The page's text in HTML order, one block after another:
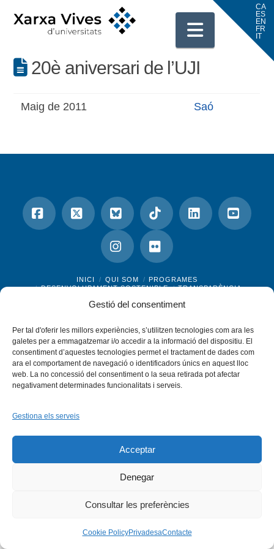
Gestió del consentiment
Per tal d'oferir les millors experiències, s’utilitzen tecnologies com ara les
galetes per a emmagatzemar i/o accedir a la informació del dispositiu. El
consentiment d’aquestes tecnologies permet el tractament de dades com
ara el comportament de navegació o identificadors únics en aquest lloc
web. La no concessió del consentiment o la seua retirada pot afectar
negativament determinades funcionalitats i serveis.
Gestiona els serveis
Acceptar
Denegar
Consultar les preferències
Cookie PolicyPrivadesaContacte
20è aniversari de l’UJI
Maig de 2011 Saó
BlueskyTiktok
Instagram
Flickr
INICI QUI SOM
PROGRAMES
DESENVOLUPAMENT SOSTENIBLE
TRANSPARÈNCIA